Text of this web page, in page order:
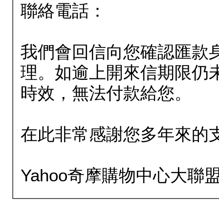
聯絡電話：
我們會回信向您確認匯款
理。如逾上開來信期限仍
時效，無法付款給您。
在此非常感謝您多年來的
Yahoo奇摩購物中心大